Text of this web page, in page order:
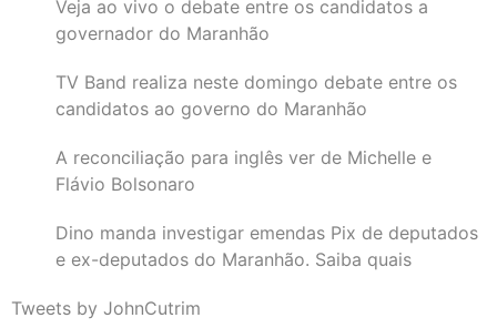
Veja ao vivo o debate entre os candidatos a
governador do Maranhão
TV Band realiza neste domingo debate entre os
candidatos ao governo do Maranhão
A reconciliação para inglês ver de Michelle e
Flávio Bolsonaro
Dino manda investigar emendas Pix de deputados
e ex-deputados do Maranhão. Saiba quais
Tweets by JohnCutrim